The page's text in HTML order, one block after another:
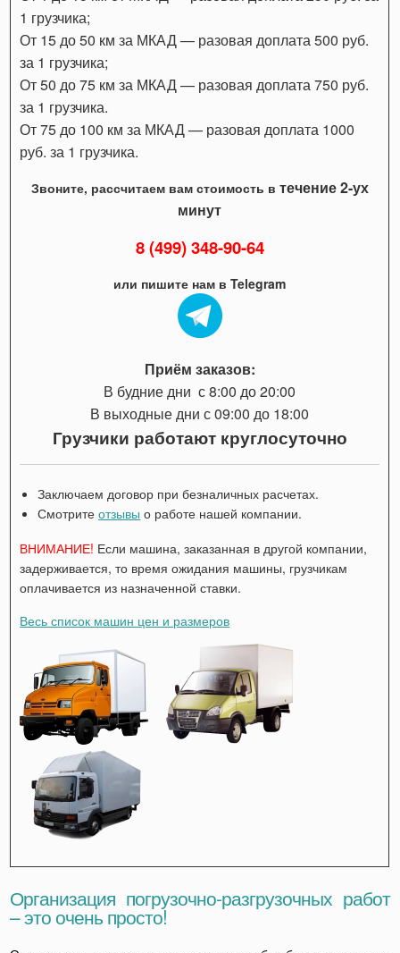
1 грузчика;
От 15 до 50 км за МКАД — разовая доплата 500 руб.
за 1 грузчика;
От 50 до 75 км за МКАД — разовая доплата 750 руб.
за 1 грузчика.
От 75 до 100 км за МКАД — разовая доплата 1000
руб. за 1 грузчика.
Звоните, рассчитаем вам стоимость в течение 2-ух
минут
8 (499) 348-90-64
или пишите нам в Telegram
Приём заказов:
В будние дни с 8:00 до 20:00
В выходные дни с 09:00 до 18:00
Грузчики работают круглосуточно
Заключаем договор при безналичных расчетах.
Смотритеотзывы о работе нашей компании.
ВНИМАНИЕ! Если машина, заказанная в другой компании,
задерживается, то время ожидания машины, грузчикам
оплачивается из назначенной ставки.
Весь список машин цен и размеров
Организация погрузочно-разгрузочных работ
– это очень просто!